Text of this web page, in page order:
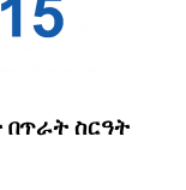
በጥራት ስርዓት